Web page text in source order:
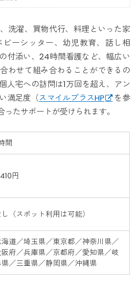
洗濯、買物代行、料理といった家
ーシッター、幼児教育、話し相
付添い、24時間看護など、幅広い
わせて組み合わることができるの
人宅への訪問は1万回を超え、アン
満足度（スマイルプラスHP
を参
たサポートが受けられます。
間
円
し（スポット利用は可能）
道／埼玉県／東京都／神奈川県／
阪府／兵庫県／京都府／愛知県／岐
／三重県／静岡県／沖縄県